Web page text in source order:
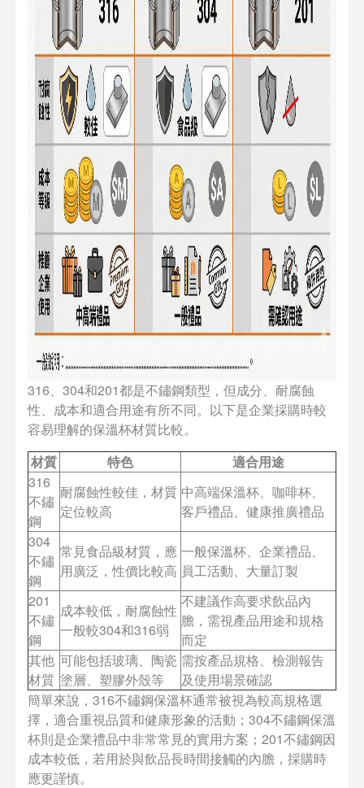
316、304和201都是不鏽鋼類型，但成分、耐腐蝕
性、成本和適合用途有所不同。以下是企業採購時較
容易理解的保溫杯材質比較。
材質
特色
適合用途
316
不鏽
鋼
耐腐蝕性較佳，材質
定位較高
中高端保溫杯、咖啡杯、
客戶禮品、健康推廣禮品
304
不鏽
鋼
常見食品級材質，應
用廣泛，性價比較高
一般保溫杯、企業禮品、
員工活動、大量訂製
201
不鏽
鋼
成本較低，耐腐蝕性
一般較304和316弱
不建議作高要求飲品內
膽，需視產品用途和規格
而定
其他
材質
可能包括玻璃、陶瓷
塗層、塑膠外殼等
需按產品規格、檢測報告
及使用場景確認
簡單來說，316不鏽鋼保溫杯通常被視為較高規格選
擇，適合重視品質和健康形象的活動；304不鏽鋼保溫
杯則是企業禮品中非常常見的實用方案；201不鏽鋼因
成本較低，若用於與飲品長時間接觸的內膽，採購時
應更謹慎。